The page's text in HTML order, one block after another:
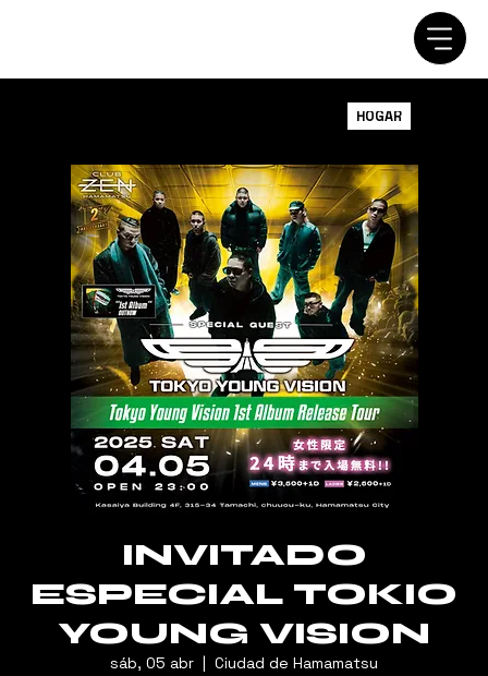
HOGAR
INVITADO
ESPECIAL TOKIO
YOUNG VISION
sáb, 05 abr
  |
Ciudad de Hamamatsu